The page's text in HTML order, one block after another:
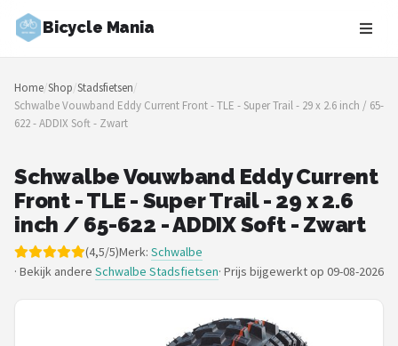
Bicycle Mania
Zoeken
NAVIGATIE
Shop
Merken
Blog
Fietsroutes
Kinderfietsen
Home/Shop/Stadsfietsen/
Schwalbe Vouwband Eddy Current Front - TLE - Super Trail - 29 x 2.6 inch / 65-
622 - ADDIX Soft - Zwart
Schwalbe Vouwband Eddy Current
Front - TLE - Super Trail - 29 x 2.6
inch / 65-622 - ADDIX Soft - Zwart
(4,5/5)Merk: Schwalbe
· Bekijk andere Schwalbe Stadsfietsen· Prijs bijgewerkt op 09-08-2026